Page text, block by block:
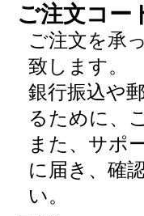
ご注文コー
ご注文を承
致します。
銀行振込や
るために、
また、サポ
に届き、確
い。